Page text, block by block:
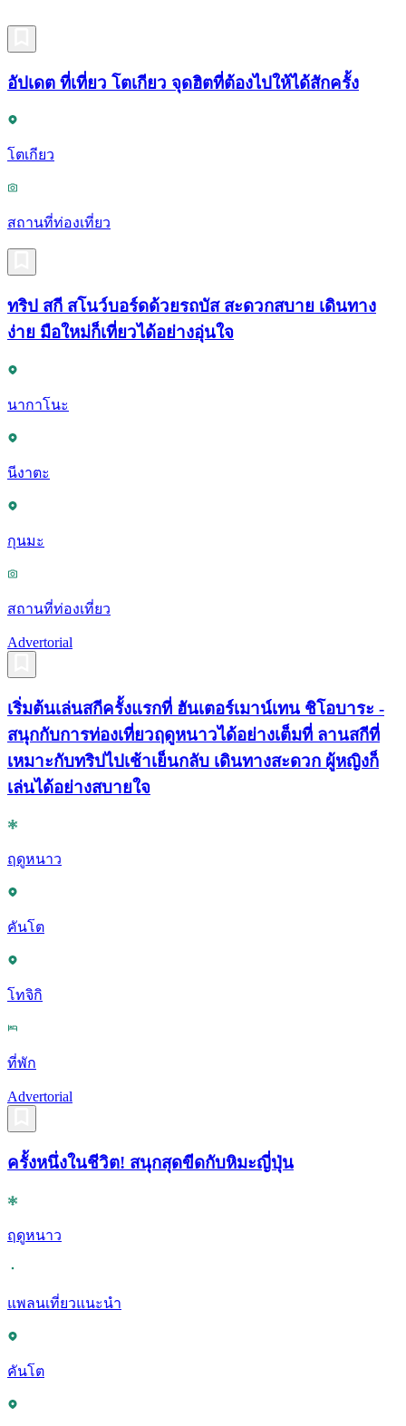
อัปเดต ที่เที่ยว โตเกียว จุดฮิตที่ต้องไปให้ได้สักครั้ง
โตเกียว
สถานที่ท่องเที่ยว
ทริป สกี สโนว์บอร์ดด้วยรถบัส สะดวกสบาย เดินทาง
ง่าย มือใหม่ก็เที่ยวได้อย่างอุ่นใจ
นากาโนะ
นีงาตะ
กุนมะ
สถานที่ท่องเที่ยว
Advertorial
เริ่มต้นเล่นสกีครั้งแรกที่ ฮันเตอร์เมาน์เทน ชิโอบาระ -
สนุกกับการท่องเที่ยวฤดูหนาวได้อย่างเต็มที่ ลานสกีที่
เหมาะกับทริปไปเช้าเย็นกลับ เดินทางสะดวก ผู้หญิงก็
เล่นได้อย่างสบายใจ
ฤดูหนาว
คันโต
โทจิกิ
ที่พัก
Advertorial
ครั้งหนึ่งในชีวิต! สนุกสุดขีดกับหิมะญี่ปุ่น
ฤดูหนาว
แพลนเที่ยวแนะนำ
คันโต